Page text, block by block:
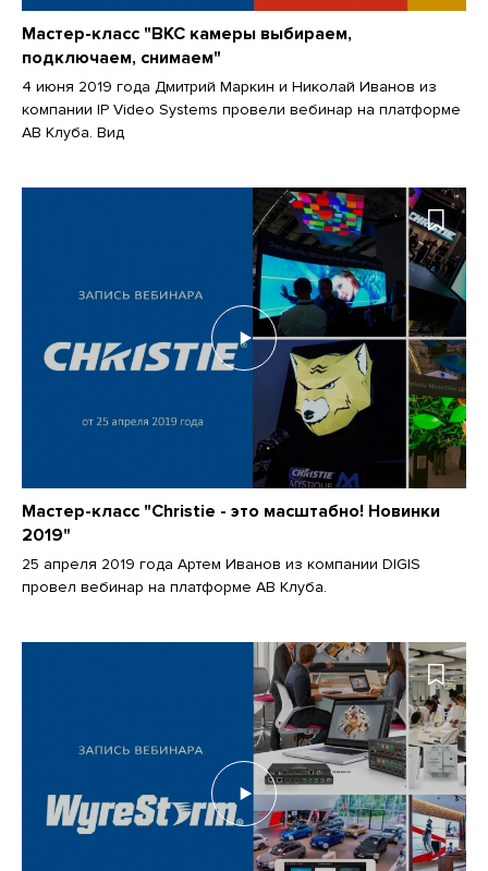
Мастер-класс "ВКС камеры выбираем,
подключаем, снимаем"
4 июня 2019 года Дмитрий Маркин и Николай Иванов из
компании IP Video Systems провели вебинар на платформе
АВ Клуба. Вид
Мастер-класс "Christie - это масштабно! Новинки
2019"
25 апреля 2019 года Артем Иванов из компании DIGIS
провел вебинар на платформе АВ Клуба.